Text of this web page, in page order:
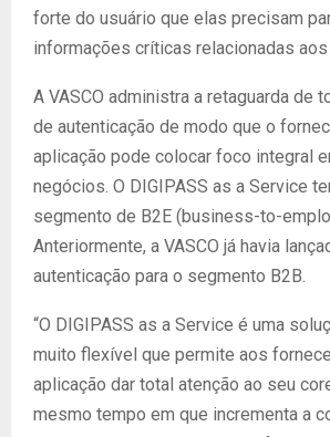
forte do usuário que elas precisam
informações críticas relacionadas
A VASCO administra a retaguarda de
de autenticação de modo que o
aplicação pode colocar foco integral
negócios. O DIGIPASS as a Service
segmento de B2E (business-to-
Anteriormente, a VASCO já havia
autenticação para o segmento B2B.
“O DIGIPASS as a Service é uma
muito flexível que permite aos
aplicação dar total atenção ao seu
mesmo tempo em que incrementa a